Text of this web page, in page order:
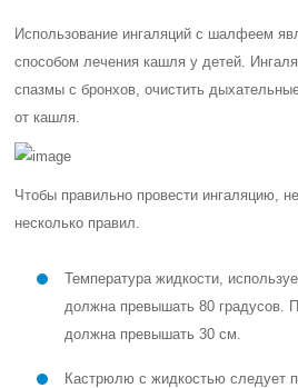
Использование ингаляций с шалфеем
способом лечения кашля у детей.
спазмы с бронхов, очистить
от кашля.
Чтобы правильно провести ингаляцию,
несколько правил.
Температура жидкости,
должна превышать 80 градусов.
должна превышать 30 см.
Кастрюлю с жидкостью следует